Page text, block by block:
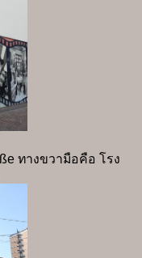
ทางขวามือคือ โรง